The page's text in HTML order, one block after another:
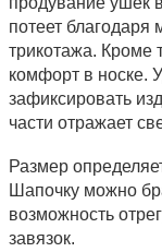
потеет благодаря
трикотажа. Кроме
комфорт в носке.
зафиксировать
части отражает
Размер
Шапочку можно
возможность
завязок.